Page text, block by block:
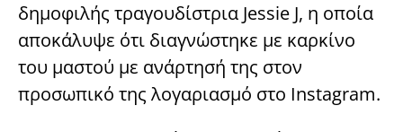
δημοφιλής τραγουδίστρια Jessie J, η οποία
αποκάλυψε ότι διαγνώστηκε με καρκίνο
του μαστού με ανάρτησή της στον
προσωπικό της λογαριασμό στο Instagram.